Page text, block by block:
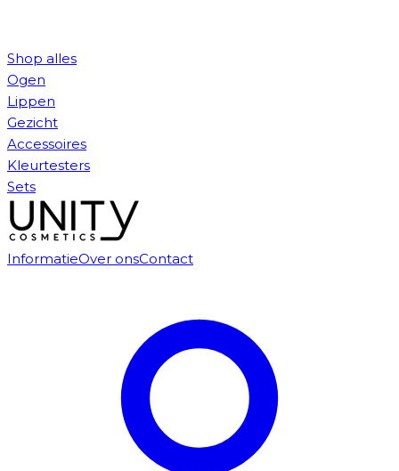
Shop alles
Ogen
Lippen
Gezicht
Accessoires
Kleurtesters
Sets
InformatieOver onsContact